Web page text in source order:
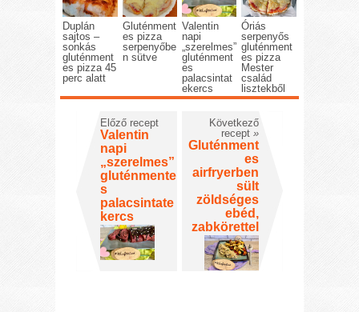
Duplán
sajtos –
sonkás
gluténment
es pizza 45
perc alatt
Gluténment
es pizza
serpenyőbe
n sütve
Valentin
napi
„szerelmes”
gluténment
es
palacsintat
ekercs
Óriás
serpenyős
gluténment
es pizza
Mester
család
lisztekből
Előző recept
Valentin
napi
„szerelmes”
gluténmente
s
palacsintate
kercs
Következő
recept »
Gluténment
es
airfryerben
sült
zöldséges
ebéd,
zabkörettel